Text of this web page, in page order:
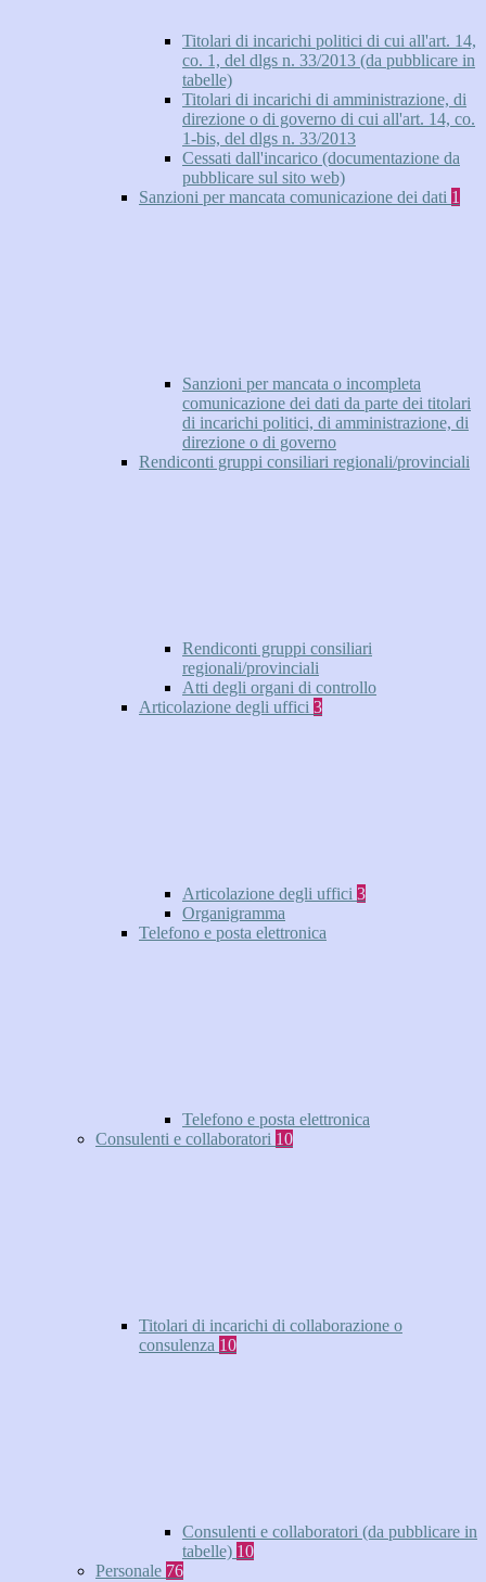
Titolari di incarichi politici di cui all'art. 14,
co. 1, del dlgs n. 33/2013 (da pubblicare in
tabelle)
Titolari di incarichi di amministrazione, di
direzione o di governo di cui all'art. 14, co.
1-bis, del dlgs n. 33/2013
Cessati dall'incarico (documentazione da
pubblicare sul sito web)
Sanzioni per mancata comunicazione dei dati 1
Sanzioni per mancata o incompleta
comunicazione dei dati da parte dei titolari
di incarichi politici, di amministrazione, di
direzione o di governo
Rendiconti gruppi consiliari regionali/provinciali
Rendiconti gruppi consiliari
regionali/provinciali
Atti degli organi di controllo
Articolazione degli uffici 3
Articolazione degli uffici 3
Organigramma
Telefono e posta elettronica
Telefono e posta elettronica
Consulenti e collaboratori 10
Titolari di incarichi di collaborazione o
consulenza 10
Consulenti e collaboratori (da pubblicare in
tabelle) 10
Personale 76